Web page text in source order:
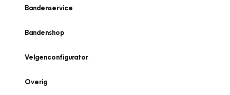
Bandenservice
Bandenshop
Velgenconfigurator
Overig